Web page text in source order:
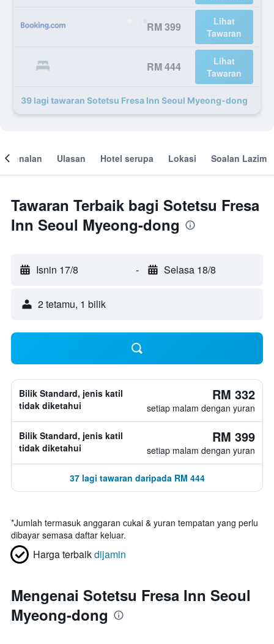
RM 399
Lihat
Tawaran
RM 444
Lihat
Tawaran
39 lagi tawaran Sotetsu Fresa Inn Seoul Myeong-dong
Ulasan Hotel serupa Lokasi Soalan Lazim
Tawaran Terbaik bagi Sotetsu Fresa
Inn Seoul Myeong-dong
Isnin 17/8 - Selasa 18/8
2 tetamu, 1 bilik
Bilik Standard, jenis katil
tidak diketahui
RM 332
setiap malam dengan yuran
Bilik Standard, jenis katil
tidak diketahui
RM 399
setiap malam dengan yuran
37 lagi tawaran daripada RM 444
*Jumlah termasuk anggaran cukai & yuran tempatan yang perlu
dibayar semasa daftar keluar.
Harga terbaikdijamin
Mengenai Sotetsu Fresa Inn Seoul
Myeong-dong